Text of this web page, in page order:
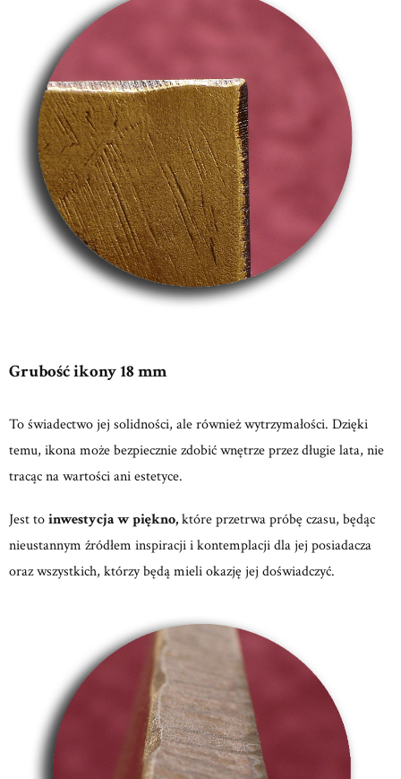
Grubość ikony 18 mm
To świadectwo jej solidności, ale również wytrzymałości. Dzięki
temu, ikona może bezpiecznie zdobić wnętrze przez długie lata, nie
tracąc na wartości ani estetyce.
Jest toinwestycja w piękno,które przetrwa próbę czasu, będąc
nieustannym źródłem inspiracji i kontemplacji dla jej posiadacza
oraz wszystkich, którzy będą mieli okazję jej doświadczyć.